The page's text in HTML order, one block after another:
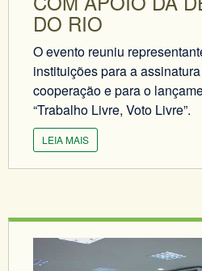
DO RIO
O evento reuniu
instituições para a
cooperação e para o
“Trabalho Livre, Voto Livre”.
LEIA MAIS